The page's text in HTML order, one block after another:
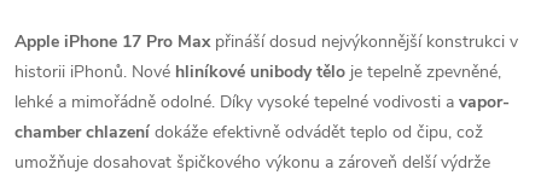
Apple iPhone 17 Pro Maxpřináší dosud nejvýkonnější konstrukci v
historii iPhonů. Nové hliníkové unibody tělo je tepelně zpevněné,
lehké a mimořádně odolné. Díky vysoké tepelné vodivosti a vapor-
chamber chlazení dokáže efektivně odvádět teplo od čipu, což
umožňuje dosahovat špičkového výkonu a zároveň delší výdrže